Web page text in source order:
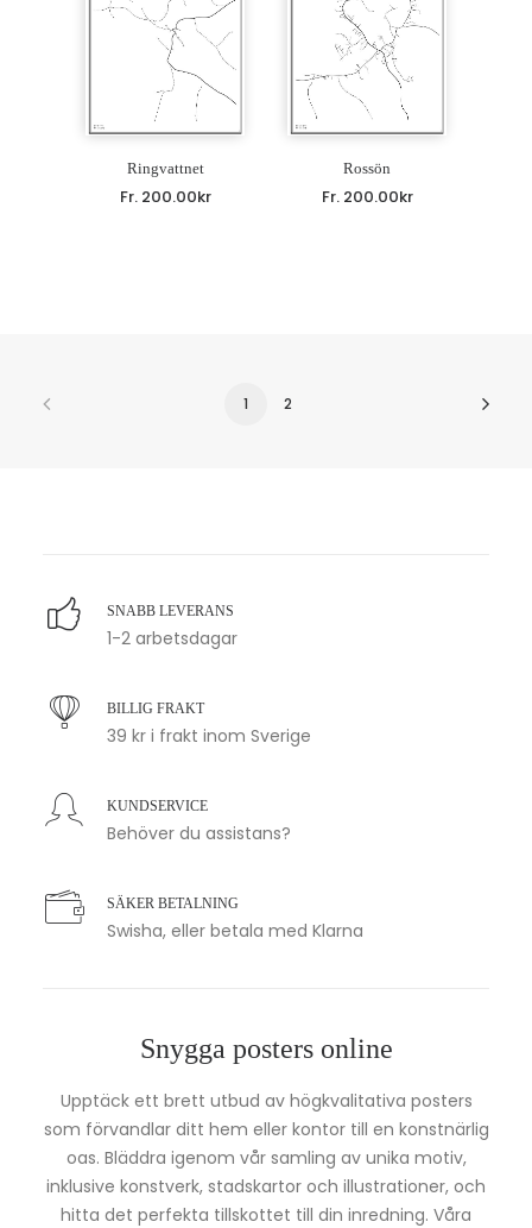
Ringvattnet
Fr. 200.00kr
Rossön
Fr. 200.00kr
1 2
SNABB LEVERANS
1-2 arbetsdagar
BILLIG FRAKT
39 kr i frakt inom Sverige
KUNDSERVICE
Behöver du assistans?
SÄKER BETALNING
Swisha, eller betala med Klarna
Snygga posters online
Upptäck ett brett utbud av högkvalitativa posters
som förvandlar ditt hem eller kontor till en konstnärlig
oas. Bläddra igenom vår samling av unika motiv,
inklusive konstverk, stadskartor och illustrationer, och
hitta det perfekta tillskottet till din inredning. Våra